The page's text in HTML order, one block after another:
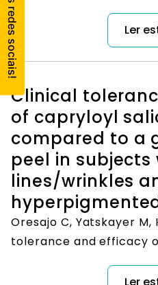
Salicylate, Calcium
Salicylate, Capryloyl
Hexyldodecyl Salicylate,
Isodecyl Salicylate,
MEA-Salicylate,
Potassium Salicylate,
Myristyl Salicylate,
Salicylate, and Tridecyl
2003;22 Suppl 3:1-108.
Ler
Clinical
of capryloyl
compared to a
peel in subjects
lines/wrinkles
Oresajo C, Yatskayer M,
tolerance and efficacy
subjects with fine lines/